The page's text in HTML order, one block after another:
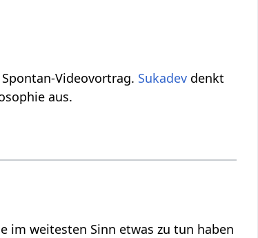
das Thema Rippen‏‎ in einem kurzen Spontan-Videovortrag. Sukadev denkt
aus.
im weitesten Sinn etwas zu tun haben